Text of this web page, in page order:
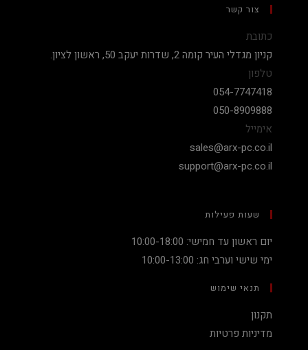
צור קשר
כתובת
קניון מגדלי העיר קומה 2, שדרות יעקב 50, ראשון לציון.
טלפון
054-7747418
050-8909888
אימייל
sales@arx-pc.co.il
support@arx-pc.co.il
שעות פעילות
יום ראשון עד חמישי: 10:00-18:00
ימי שישי וערבי חג: 10:00-13:00
תנאי שימוש
תקנון
מדיניות פרטיות